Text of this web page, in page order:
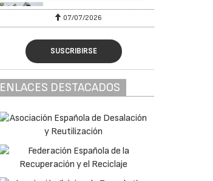
07/07/2026
SUSCRIBIRSE
ENLACES DESTACADOS